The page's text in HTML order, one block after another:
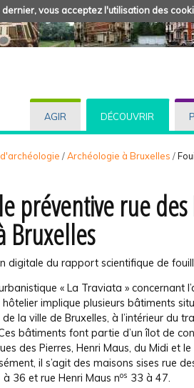
vous acceptez l'utilisation des
AGIR DÉCOUVRIR
/Archéologie à Bruxelles /
préventive rue
Bruxelles
digitale du rapport scientifique de
« La Traviata » concernant
implique plusieurs bâtiments
la ville de Bruxelles, à l’intérieur du
bâtiments font partie d’un îlot de
des Pierres, Henri Maus, du Midi et
il s’agit des maisons sises rue
à 36 et rue Henri Maus nos 33 à 47.